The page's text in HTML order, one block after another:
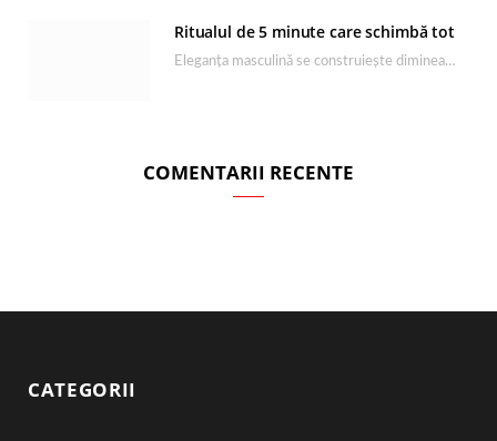
Ritualul de 5 minute care schimbă tot
Eleganța masculină se construiește dimineața, în câteva minute și cu produsele potrivite. O rutină de…
COMENTARII RECENTE
CATEGORII